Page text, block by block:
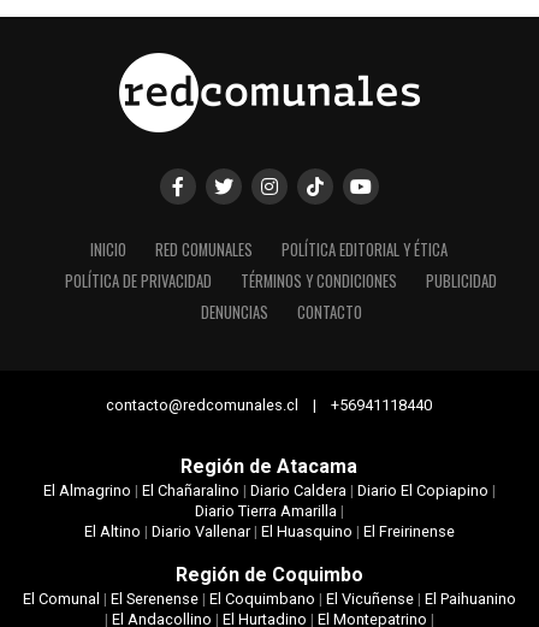
INICIO RED COMUNALES
POLÍTICA EDITORIAL Y ÉTICA
POLÍTICA DE PRIVACIDAD
TÉRMINOS Y CONDICIONES
PUBLICIDAD
DENUNCIAS
CONTACTO
contacto@redcomunales.cl | +56941118440
Región de Atacama
El Almagrino | El Chañaralino | Diario Caldera| Diario El Copiapino |
Diario Tierra Amarilla|
El Altino | Diario Vallenar| El Huasquino | El Freirinense
Región de Coquimbo
El Comunal | El Serenense| El Coquimbano | El Vicuñense| El Paihuanino
| El Andacollino | El Hurtadino | El Montepatrino |